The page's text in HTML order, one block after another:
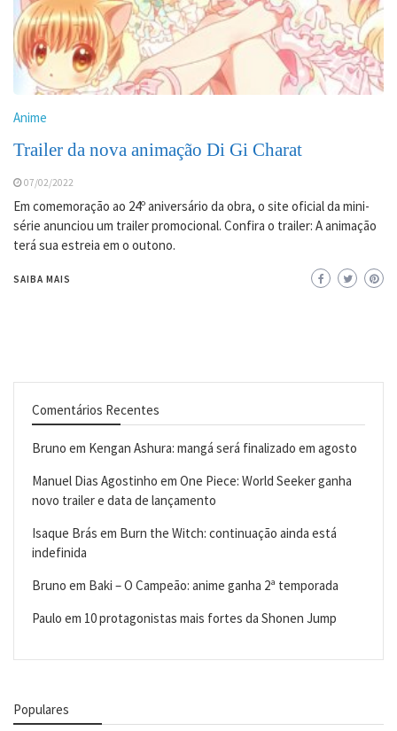
Anime
Trailer da nova animação Di Gi Charat
07/02/2022
Em comemoração ao 24º aniversário da obra, o site oficial da mini-
série anunciou um trailer promocional. Confira o trailer: A animação
terá sua estreia em o outono.
SAIBA MAIS
Comentários Recentes
Bruno em Kengan Ashura: mangá será finalizado em agosto
Manuel Dias Agostinho em One Piece: World Seeker ganha
novo trailer e data de lançamento
Isaque Brás em Burn the Witch: continuação ainda está
indefinida
Bruno em Baki – O Campeão: anime ganha 2ª temporada
Paulo em 10 protagonistas mais fortes da Shonen Jump
Populares